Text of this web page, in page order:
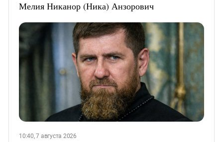
Мелия Никанор (Ника) Анзорович
10:40, 7 августа 2026